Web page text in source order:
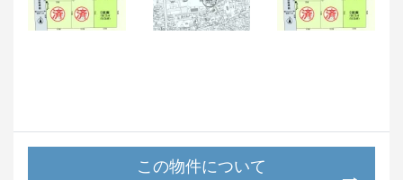
この物件について